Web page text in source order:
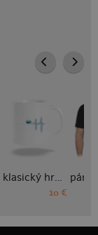
klasický hrnček
10 €